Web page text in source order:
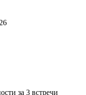
за 3 встречи